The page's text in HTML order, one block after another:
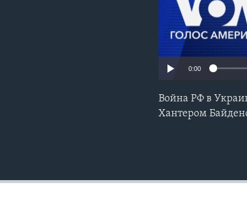
0:00
Война РФ в
Хантером